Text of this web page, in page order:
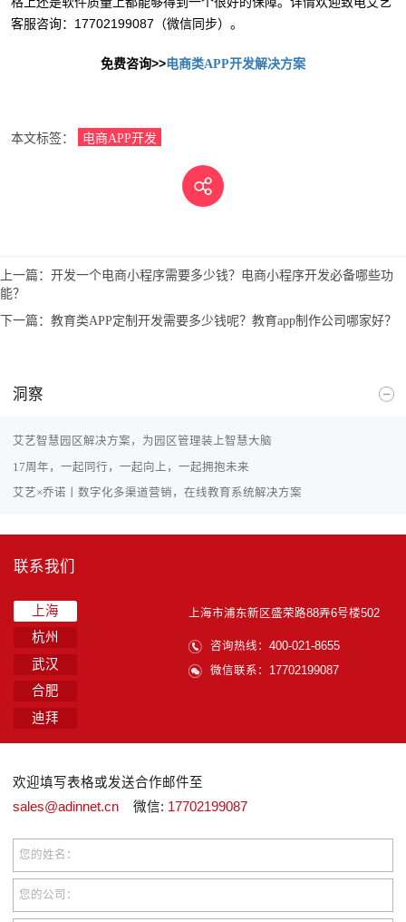
客服咨询：17702199087（微信同步）。
免费咨询>>电商类APP开发解决方案
本文标签： 电商APP开发
上一篇： 开发一个电商小程序需要多少钱？电商小程序开发必备哪些功
能？
下一篇： 教育类APP定制开发需要多少钱呢？教育app制作公司哪家好？
洞察
艾艺智慧园区解决方案，为园区管理装上智慧大脑
17周年，一起同行，一起向上，一起拥抱未来
艾艺×乔诺丨数字化多渠道营销，在线教育系统解决方案
联系我们
上海
杭州
武汉
合肥
迪拜
上海市浦东新区盛荣路88弄6号楼502
咨询热线：400-021-8655
微信联系：17702199087
欢迎填写表格或发送合作邮件至
sales@adinnet.cn 微信: 17702199087
您的姓名：
您的公司：